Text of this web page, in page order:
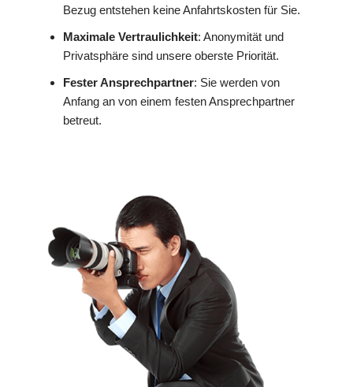
Bezug entstehen keine Anfahrtskosten für Sie.
Maximale Vertraulichkeit: Anonymität und
Privatsphäre sind unsere oberste Priorität.
Fester Ansprechpartner: Sie werden von
Anfang an von einem festen Ansprechpartner
betreut.